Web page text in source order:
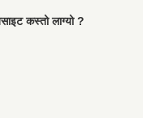
कस्तो लाग्यो ?